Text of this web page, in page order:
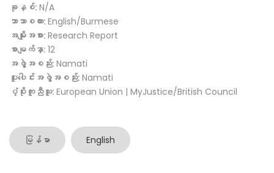
ခုနှစ်: N/A
ဘာသာစကား: English/Burmese
အမျိုးအစား: Research Report
စာမျက်နှာ: 12
အဖွဲ့အစည်း: Namati
ပူးပေါင်းအဖွဲ့အစည်း: Namati
ပံ့ပိုးကူညီသူ: European Union | MyJustice/British Council
မြန်မာ English